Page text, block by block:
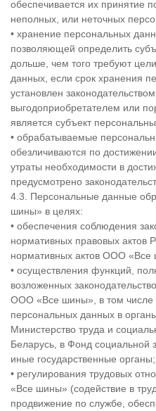
обеспечивается их принятие
неполных, или неточных
• хранение персональных
позволяющей определить
дольше, чем того требуют
данных, если срок хранения
установлен
выгодоприобретателем или
является субъект
• обрабатываемые
обезличиваются по
утраты необходимости в
предусмотрено
4.3. Персональные данные
шины» в целях:
• обеспечения соблюдения
нормативных правовых актов
нормативных актов ООО «Все
• осуществления функций,
возложенных
ООО «Все шины», в том числе
персональных данных в
Министерство труда и
Беларусь, в Фонд социальной
иные государственные органы;
• регулирования трудовых
«Все шины» (содействие в
продвижение по службе,